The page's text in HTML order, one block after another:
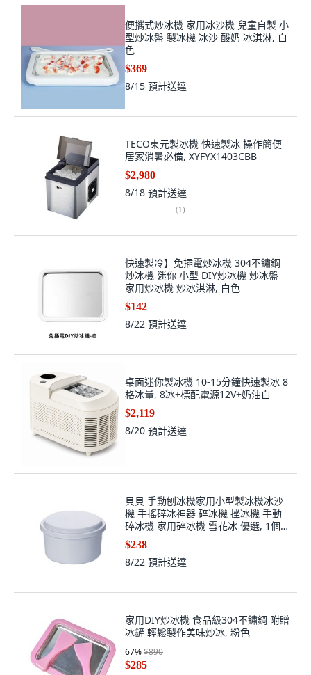
便攜式炒冰機 家用冰沙機 兒童自製 小
型炒冰盤 製冰機 冰沙 酸奶 冰淇淋, 白
色
$369
8/15 預計送達
TECO東元製冰機 快速製冰 操作簡便
居家消暑必備, XYFYX1403CBB
$2,980
8/18 預計送達
(1)
快速製冷】免插電炒冰機 304不鏽鋼
炒冰機 迷你 小型 DIY炒冰機 炒冰盤
家用炒冰機 炒冰淇淋, 白色
$142
8/22 預計送達
桌面迷你製冰機 10-15分鐘快速製冰 8
格冰量, 8冰+標配電源12V+奶油白
$2,119
8/20 預計送達
貝貝 手動刨冰機家用小型製冰機冰沙
機 手搖碎冰神器 碎冰機 挫冰機 手動
碎冰機 家用碎冰機 雪花冰 優選, 1個凍
冰模具
$238
8/22 預計送達
家用DIY炒冰機 食品級304不鏽鋼 附贈
冰鏟 輕鬆製作美味炒冰, 粉色
67%$890
$285